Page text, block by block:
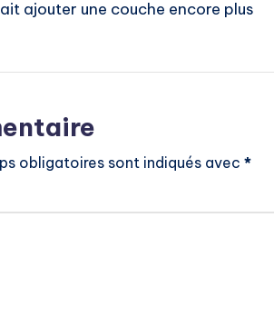
ajouter une couche encore plus
obligatoires sont indiqués avec *